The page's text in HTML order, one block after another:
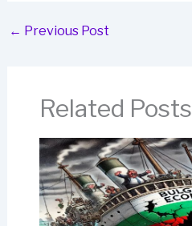
← Previous Post
Related Posts